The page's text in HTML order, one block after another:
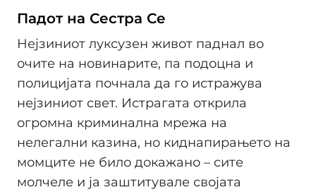
Падот на Сестра Се
Нејзиниот луксузен живот паднал во
очите на новинарите, па подоцна и
полицијата почнала да го истражува
нејзиниот свет. Истрагата открила
огромна криминална мрежа на
нелегални казина, но киднапирањето на
момците не било докажано – сите
молчеле и ја заштитувале својата